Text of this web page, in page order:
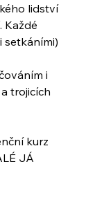
lidství
Každé
setkáními)
i
trojicích
kurz
JÁ